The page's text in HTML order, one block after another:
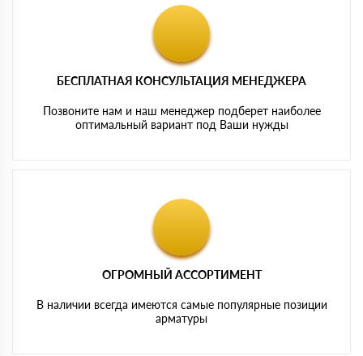
БЕСПЛАТНАЯ КОНСУЛЬТАЦИЯ МЕНЕДЖЕРА
Позвоните нам и наш менеджер подберет наиболее
оптимальный вариант под Ваши нужды
ОГРОМНЫЙ АССОРТИМЕНТ
В наличии всегда имеются самые популярные позиции
арматуры